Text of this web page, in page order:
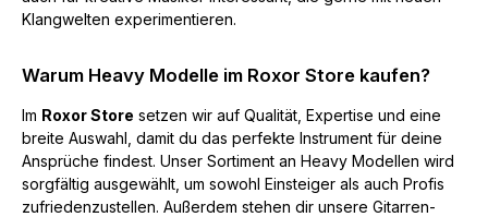
Klangwelten experimentieren.
Warum Heavy Modelle im Roxor Store kaufen?
Im Roxor Store setzen wir auf Qualität, Expertise und eine
breite Auswahl, damit du das perfekte Instrument für deine
Ansprüche findest. Unser Sortiment an Heavy Modellen wird
sorgfältig ausgewählt, um sowohl Einsteiger als auch Profis
zufriedenzustellen. Außerdem stehen dir unsere Gitarren-